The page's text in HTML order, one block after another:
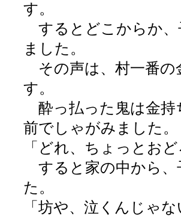
す。
するとどこからか、
ました。
その声は、村一番の
す。
酔っ払った鬼は金持
前でしゃがみました。
「どれ、ちょっとお
すると家の中から、
た。
「坊や、泣くんじゃ